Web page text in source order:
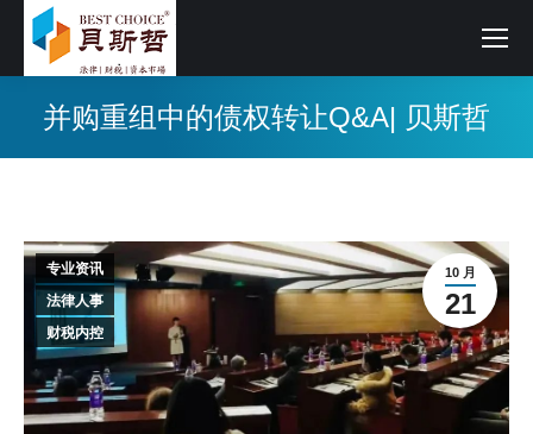
并购重组中的债权转让Q&A| 贝斯哲
10 月
21
专业资讯
法律人事
财税内控